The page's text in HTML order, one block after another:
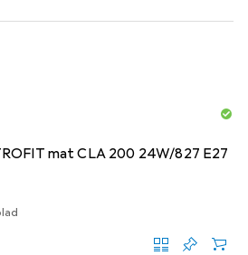
mat CLA 200 24W/827 E27